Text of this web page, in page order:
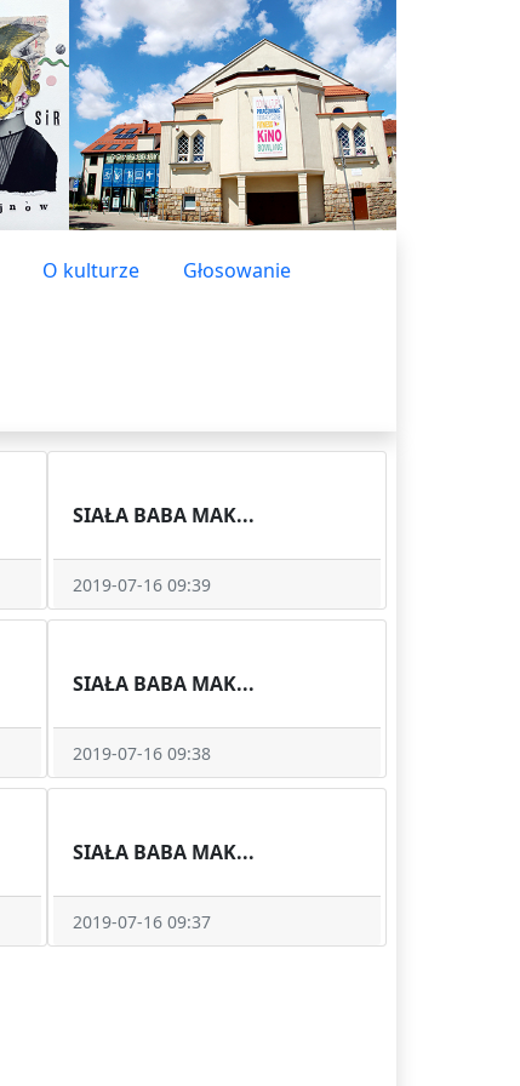
O kulturze Głosowanie
SIAŁA BABA MAK...
2019-07-16 09:39
SIAŁA BABA MAK...
2019-07-16 09:38
SIAŁA BABA MAK...
2019-07-16 09:37